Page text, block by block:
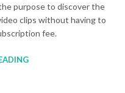
purpose to discover the
clips without having to
fee.